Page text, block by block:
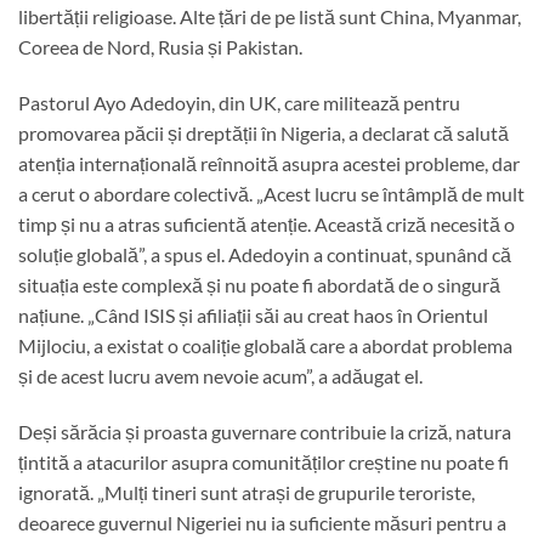
libertății religioase. Alte țări de pe listă sunt China, Myanmar,
Coreea de Nord, Rusia și Pakistan.
Pastorul Ayo Adedoyin, din UK, care militează pentru
promovarea păcii și dreptății în Nigeria, a declarat că salută
atenția internațională reînnoită asupra acestei probleme, dar
a cerut o abordare colectivă. „Acest lucru se întâmplă de mult
timp și nu a atras suficientă atenție. Această criză necesită o
soluție globală”, a spus el. Adedoyin a continuat, spunând că
situația este complexă și nu poate fi abordată de o singură
națiune. „Când ISIS și afiliații săi au creat haos în Orientul
Mijlociu, a existat o coaliție globală care a abordat problema
și de acest lucru avem nevoie acum”, a adăugat el.
Deși sărăcia și proasta guvernare contribuie la criză, natura
țintită a atacurilor asupra comunităților creștine nu poate fi
ignorată. „Mulți tineri sunt atrași de grupurile teroriste,
deoarece guvernul Nigeriei nu ia suficiente măsuri pentru a